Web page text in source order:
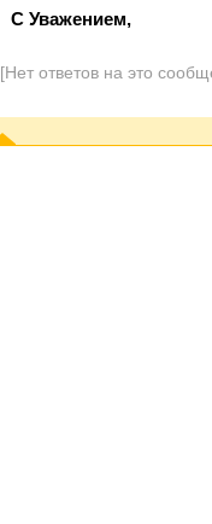
С Уважением,
[Нет ответов на это